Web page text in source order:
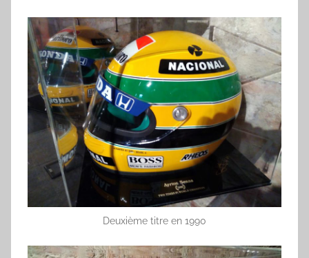
Deuxième titre en 1990